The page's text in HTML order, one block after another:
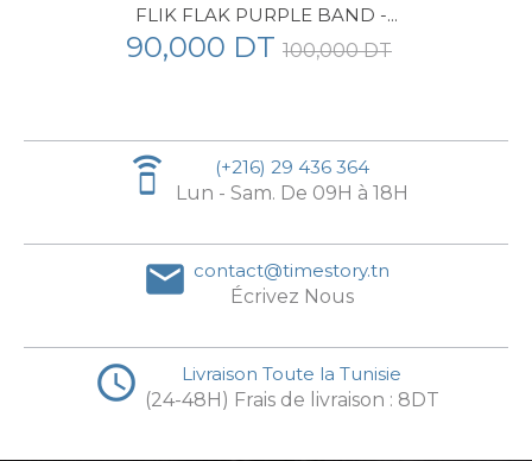
FLIK FLAK PURPLE BAND -...
90,000 DT 100,000 DT
speaker_phone
(+216) 29 436 364
Lun - Sam. De 09H à 18H
email contact@timestory.tn
Écrivez Nous
access_time
Livraison Toute la Tunisie
(24-48H) Frais de livraison : 8DT